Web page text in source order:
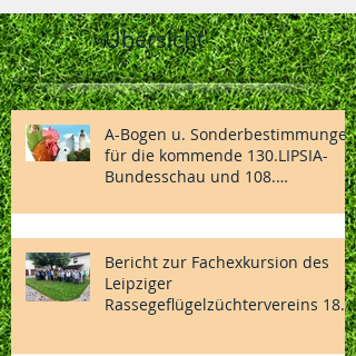
Übersicht
A-Bogen u. Sonderbestimmungen
für die kommende 130.LIPSIA-
Bundesschau und 108.
04.-06.12.2026 in Vorbereitung
Bericht zur Fachexkursion des
Leipziger
Rassegeflügelzüchtervereins 1869